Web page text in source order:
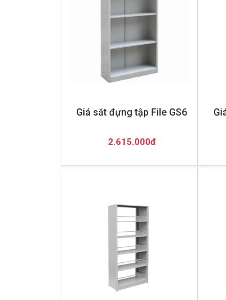
Giá sắt đựng tập File GS6
2.615.000đ